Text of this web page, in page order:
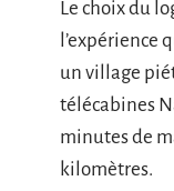
Le choix du
l’expérience
un village
télécabines
minutes de
kilomètres.